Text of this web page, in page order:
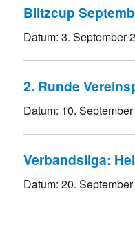
Blitzcup
Datum:3. September
2. Runde
Datum: 10.
Verbandsliga:
Datum:20.